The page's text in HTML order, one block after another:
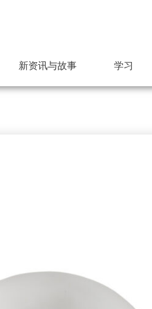
新资讯与故事 学习